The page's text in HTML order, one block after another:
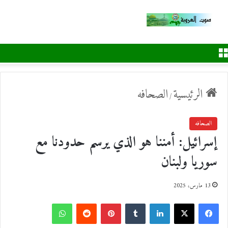
الرئيسية/الصحافه
الصحافه
إسرائيل: أمننا هو الذي يرسم حدودنا مع
سوريا ولبنان
13 مارس، 2025